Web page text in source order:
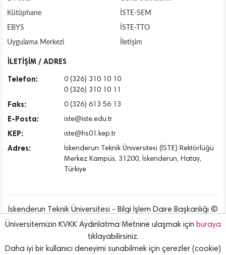
Kütüphane
EBYS
Uygulama Merkezi
İSTE-SEM
İSTE-TTO
İletişim
İLETİŞİM / ADRES
Telefon:
0 (326) 310 10 10
0 (326) 310 10 11
Faks: 0 (326) 613 56 13
E-Posta: iste@iste.edu.tr
KEP: iste@hs01.kep.tr
Adres:
İskenderun Teknik Üniversitesi (İSTE) Rektörlüğü
Merkez Kampüs, 31200, İskenderun, Hatay,
Türkiye
İskenderun Teknik Üniversitesi - Bilgi İşlem Daire Başkanlığı ©
[2016..2026] {v6.7.3}
Üniversitemizin KVKK Aydınlatma Metnine ulaşmak için buraya
tıklayabilirsiniz.
Daha iyi bir kullanıcı deneyimi sunabilmek için çerezler (cookie)